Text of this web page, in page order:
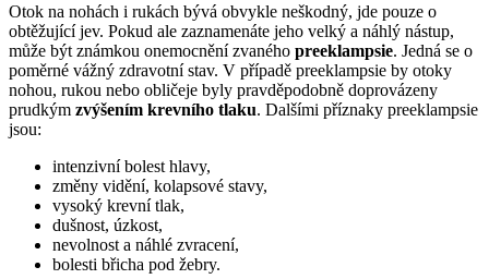
Otok na nohách i rukách bývá obvykle neškodný, jde pouze o
obtěžující jev. Pokud ale zaznamenáte jeho velký a náhlý nástup,
může být známkou onemocnění zvaného preeklampsie. Jedná se o
poměrné vážný zdravotní stav. V případě preeklampsie by otoky
nohou, rukou nebo obličeje byly pravděpodobně doprovázeny
prudkým zvýšením krevního tlaku. Dalšími příznaky preeklampsie
jsou:
intenzivní bolest hlavy,
změny vidění, kolapsové stavy,
vysoký krevní tlak,
dušnost, úzkost,
nevolnost a náhlé zvracení,
bolesti břicha pod žebry.